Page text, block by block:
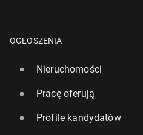
OGŁOSZENIA
Nieruchomości
Pracę oferują
Profile kandydatów